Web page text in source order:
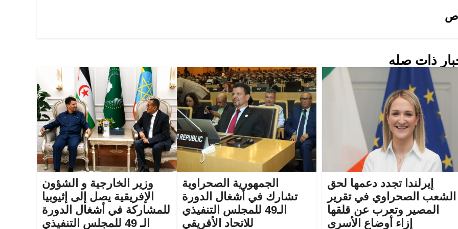
ذات صله
إيرلندا تجدد دعمها لحق
الشعب الصحراوي في تقرير
المصير وتعرب عن قلقها
إزاء أوضاع الأسرى
الجمهورية الصحراوية
تشارك في أشغال الدورة
الـ49 للمجلس التنفيذي
للاتحاد الأفريقي
وزير الخارجية و الشؤون
الإفريقية يصل إلى إثيوبيا
للمشاركة في أشغال الدورة
الـ 49 للمجلس التنفيذي